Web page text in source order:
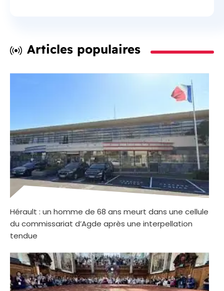
Articles populaires
Hérault : un homme de 68 ans meurt dans une cellule
du commissariat d’Agde après une interpellation
tendue